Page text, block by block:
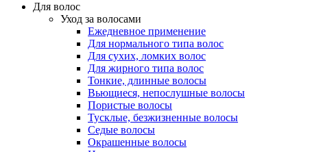
Для волос
Уход за волосами
Ежедневное применение
Для нормального типа волос
Для сухих, ломких волос
Для жирного типа волос
Тонкие, длинные волосы
Вьющиеся, непослушные волосы
Пористые волосы
Тусклые, безжизненные волосы
Седые волосы
Окрашенные волосы